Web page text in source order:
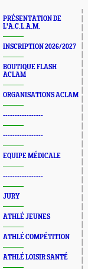
PRÉSENTATION DE
L'A.C.L.A.M.
INSCRIPTION 2026/2027
BOUTIQUE FLASH
ACLAM
ORGANISATIONS ACLAM
-----------------
-----------------
EQUIPE MÉDICALE
-----------------
JURY
ATHLÉ JEUNES
ATHLÉ COMPÉTITION
ATHLÉ LOISIR SANTÉ